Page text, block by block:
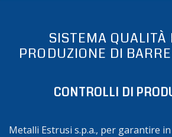
SISTEMA QUALITÀ
PRODUZIONE DI
CONTROLLI DI
Metalli Estrusi s.p.a., per garantire